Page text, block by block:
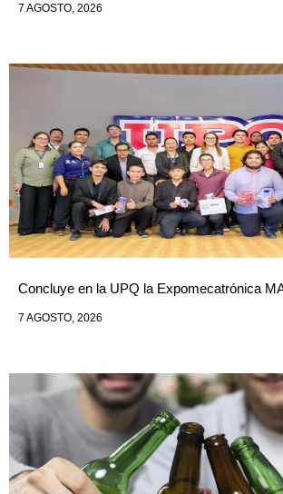
7 AGOSTO, 2026
Concluye en la UPQ la Expomecatrónica
7 AGOSTO, 2026